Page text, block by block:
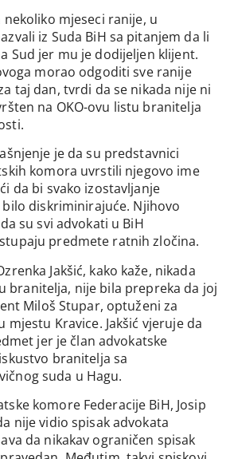
nekoliko mjeseci ranije, u
iz Suda BiH sa pitanjem da li
Sud jer mu je dodijeljen klijent.
morao odgoditi sve ranije
taj dan, tvrdi da se nikada nije ni
na OKO-ovu listu branitelja
je da su predstavnici
komora uvrstili njegovo ime
da bi svako izostavljanje
bilo diskriminirajuće. Njihovo
su svi advokati u BiH
predmete ratnih zločina.
Jakšić, kako kaže, nikada
branitelja, nije bila prepreka da joj
Miloš Stupar, optuženi za
mjestu Kravice. Jakšić vjeruje da
jer je član advokatske
branitelja sa
suda u Hagu.
komore Federacije BiH, Josip
nije vidio spisak advokata
da nikakav ograničen spisak